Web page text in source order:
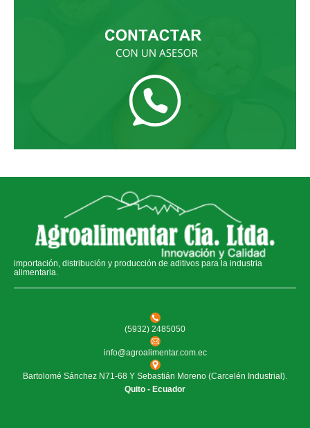
importación, distribución y producción de aditivos para la industria
alimentaria.
(5932) 2485050
info@agroalimentar.com.ec
Bartolomé Sánchez N71-68 Y Sebastián Moreno (Carcelén Industrial).
Quito - Ecuador